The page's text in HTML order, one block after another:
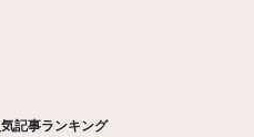
記事ランキング